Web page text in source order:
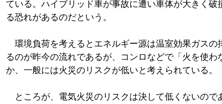
ている。ハイブリッド車が事故に遭い車体が大きく
る恐れがあるのだという。
環境負荷を考えるとエネルギー源は温室効果ガスの
るのが昨今の流れであるが、コンロなどで「火を使
か、一般には火災のリスクが低いと考えられている。
ところが、電気火災のリスクは決して低くないので